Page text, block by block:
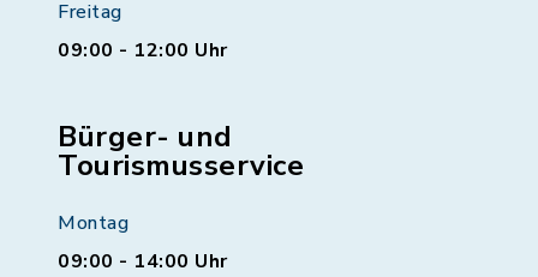
Freitag
09:00 - 12:00 Uhr
Bürger- und
Tourismusservice
Montag
09:00 - 14:00 Uhr